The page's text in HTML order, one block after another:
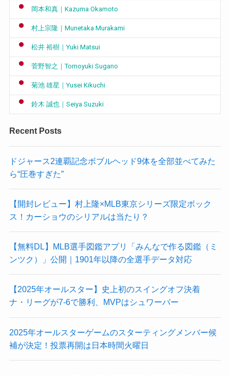
岡本和真｜Kazuma Okamoto
村上宗隆｜Munetaka Murakami
松井 裕樹｜Yuki Matsui
菅野智之｜Tomoyuki Sugano
菊池 雄星｜Yusei Kikuchi
鈴木 誠也｜Seiya Suzuki
Recent Posts
ドジャース2連覇記念ボブルヘッド9体を全部並べてみた
ら“圧巻すぎた”
【開封レビュー】村上隆×MLB東京シリーズ限定ボック
ス！カーショウのシリアルは当たり？
【無料DL】MLB選手図鑑アプリ「みんなで作る図鑑（ミ
ンツク）」公開｜1901年以降の全選手データ対応
【2025年オールスター】史上初のスイングオフ決着
ナ・リーグが7-6で勝利、MVPはシュワーバー
2025年オールスターゲームのスターティングメンバー候
補が決定！投票再開は日本時間火曜日